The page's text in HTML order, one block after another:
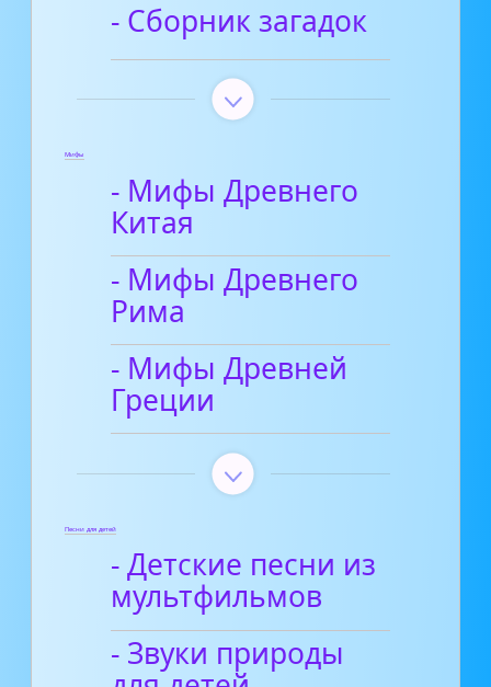
- Сборник загадок
Мифы
- Мифы Древнего
Китая
- Мифы Древнего
Рима
- Мифы Древней
Греции
Песни для детей
- Детские песни из
мультфильмов
- Звуки природы